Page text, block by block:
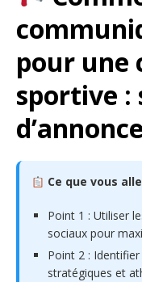
pour une
sportive :
Ce que vous
Point 1 : Utiliser
sociaux pour
Point 2 :
stratégiques et